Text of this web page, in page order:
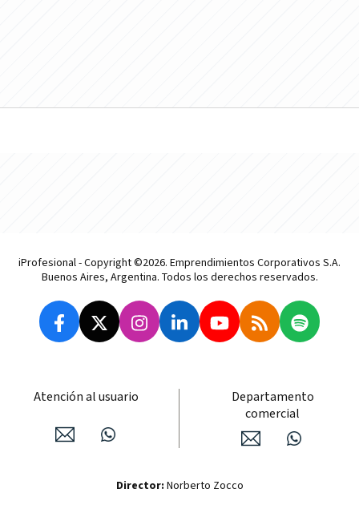
iProfesional - Copyright ©2026. Emprendimientos Corporativos S.A.
Buenos Aires, Argentina. Todos los derechos reservados.
Atención al usuario
Departamento
comercial
Director: Norberto Zocco